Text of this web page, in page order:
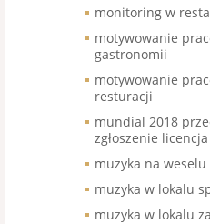
monitoring w
motywowanie
gastronomii
motywowanie
resturacji
mundial 2018
zgłoszenie licencja
muzyka na weselu
muzyka w lokalu
muzyka w lokalu